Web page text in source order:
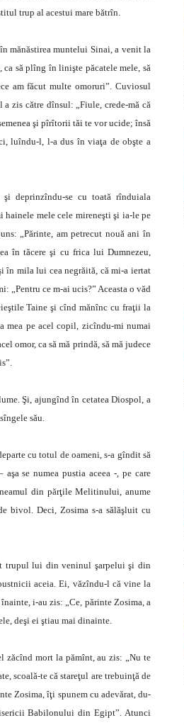
trup al acestui mare bătrîn.
mănăstirea muntelui Sinai, a venit la
să plîng în linişte păcatele mele, să
am făcut multe omoruri”. Cuviosul
zis către dînsul: „Fiule, crede-mă că
şi pîrîtorii tăi te vor ucide; însă
luîndu-l, l-a dus în viaţa de obşte a
deprinzîndu-se cu toată rînduiala
hainele mele cele mireneşti şi ia-le pe
„Părinte, am petrecut nouă ani în
în tăcere şi cu frica lui Dumnezeu,
în mila lui cea negrăită, că mi-a iertat
„Pentru ce m-ai ucis?” Aceasta o văd
Taine şi cînd mănînc cu fraţii la
mea pe acel copil, zicîndu-mi numai
omor, ca să mă prindă, să mă judece
Şi, ajungînd în cetatea Diospol, a
său.
cu totul de oameni, s-a gîndit să
se numea pustia aceea -, pe care
din părţile Melitinului, anume
bivol. Deci, Zosima s-a sălăşluit cu
trupul lui din veninul şarpelui şi din
aceia. Ei, văzîndu-l că vine la
i-au zis: „Ce, părinte Zosima, a
deşi ei ştiau mai dinainte.
zăcînd mort la pămînt, au zis: „Nu te
scoală-te că stareţul are trebuinţă de
Zosima, îţi spunem cu adevărat, du-
Babilonului din Egipt”. Atunci